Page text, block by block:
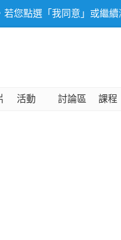
您點選「我同意」或繼
活動 討論區 課程